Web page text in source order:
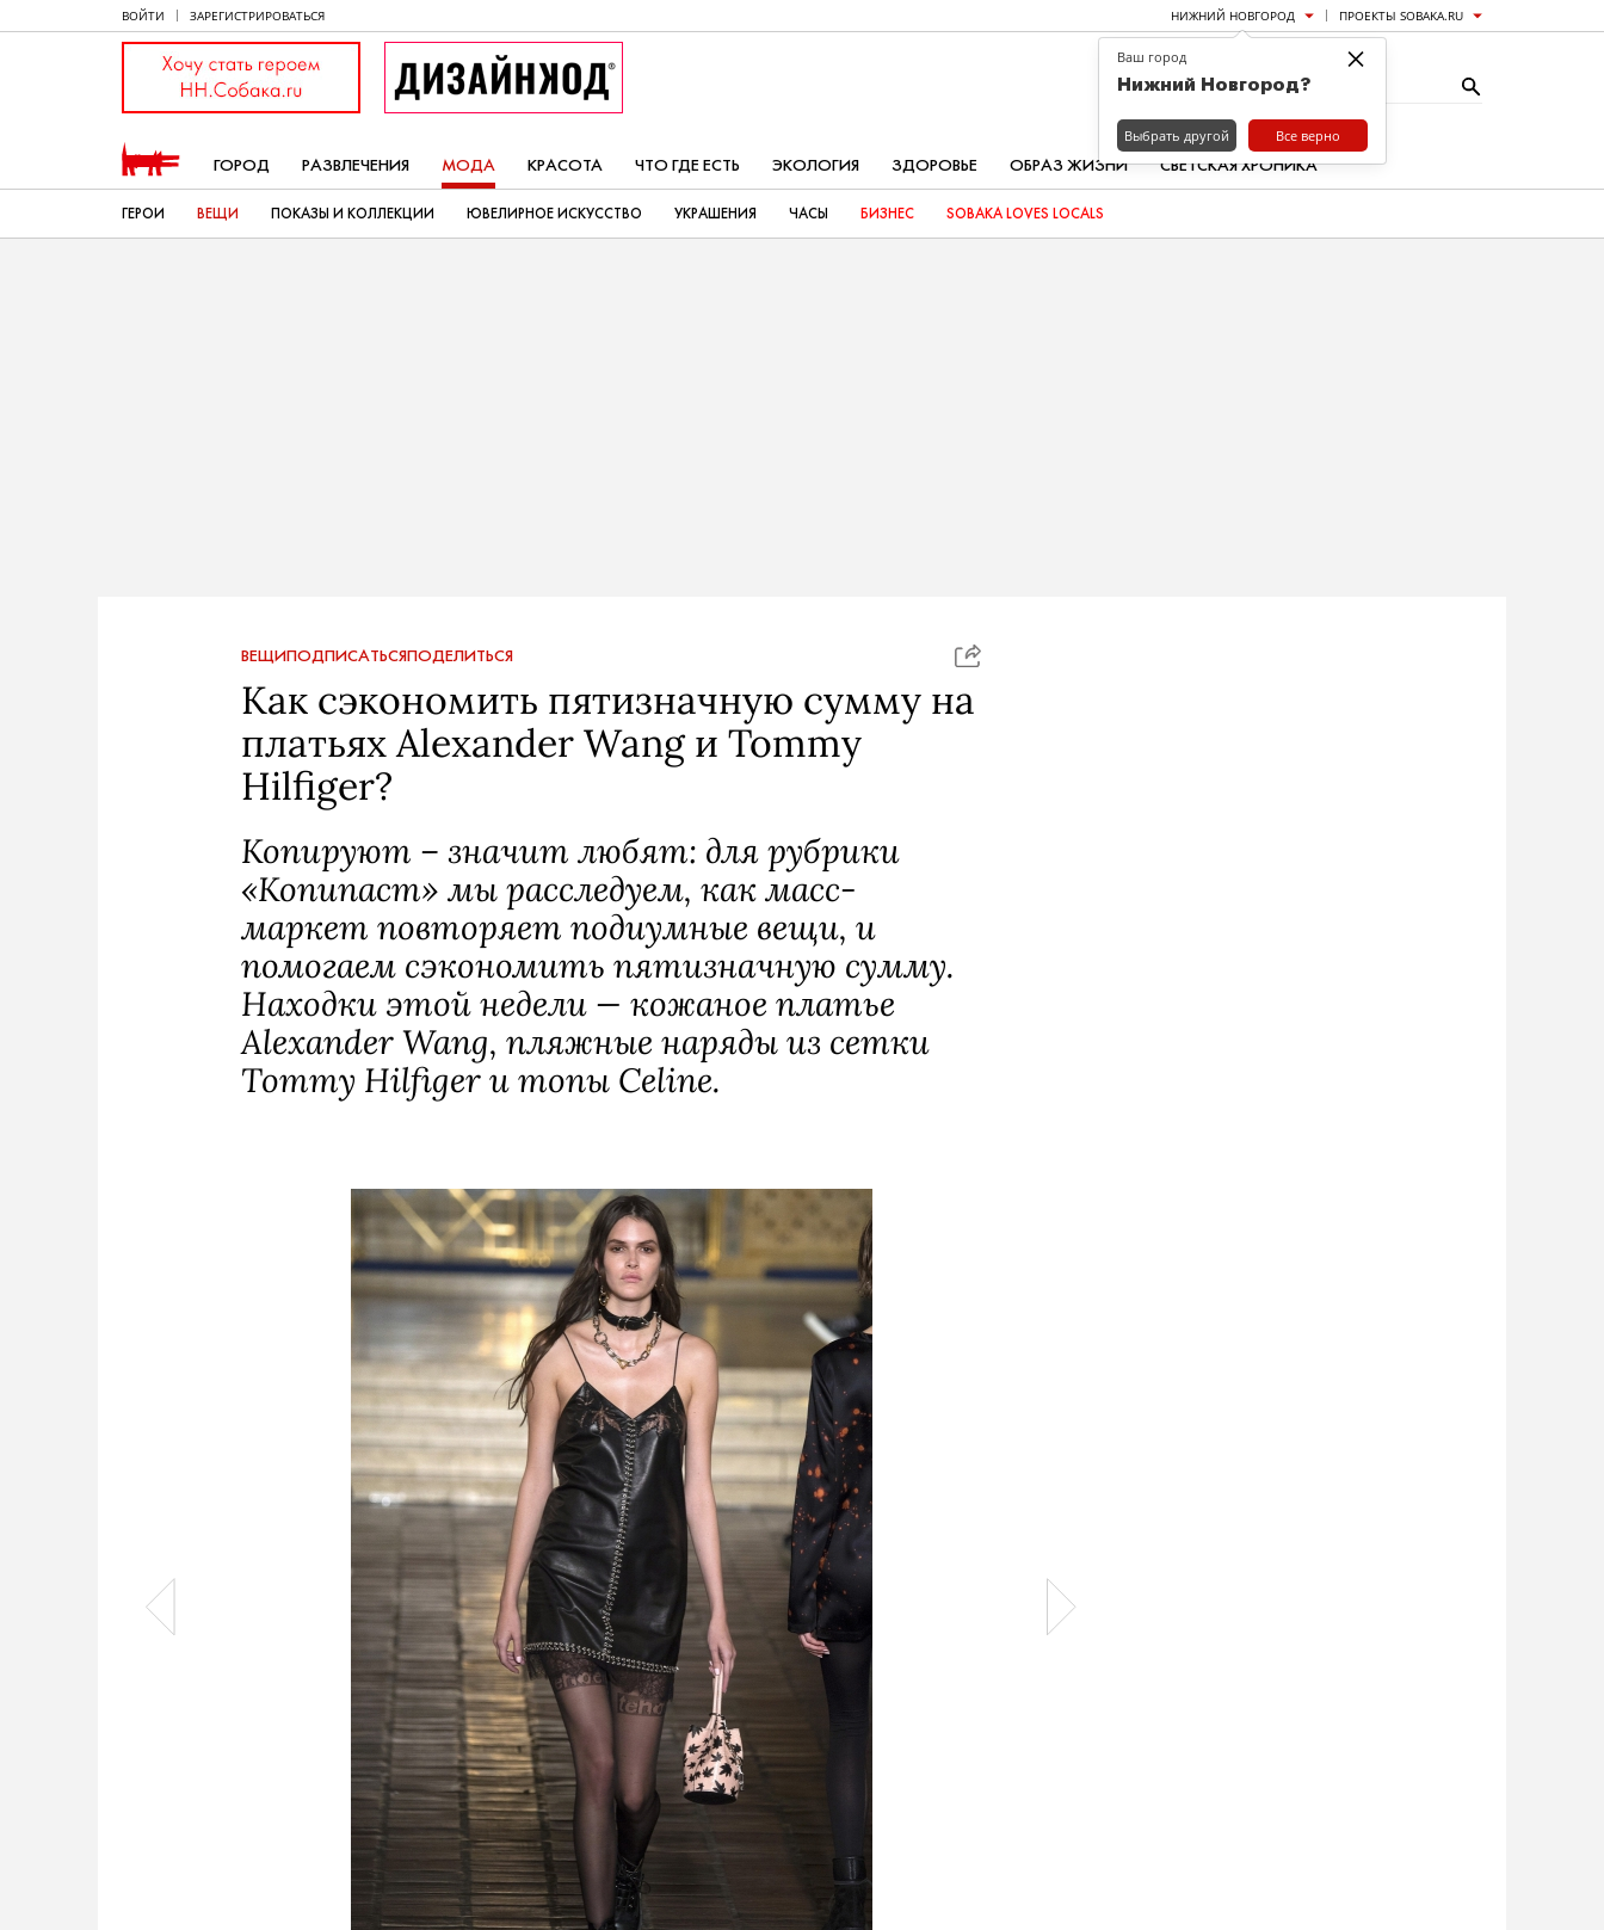
ВОЙТИ ЗАРЕГИСТРИРОВАТЬСЯ НИЖНИЙ НОВГОРОД ПРОЕКТЫ SOBAKA.RU
ГОРОД РАЗВЛЕЧЕНИЯ МОДА КРАСОТА ЧТО ГДЕ ЕСТЬ ЭКОЛОГИЯ ЗДОРОВЬЕ ОБРАЗ ЖИЗНИ СВЕТСКАЯ ХРОНИКА
ГЕРОИ ВЕЩИ ПОКАЗЫ И КОЛЛЕКЦИИ ЮВЕЛИРНОЕ ИСКУССТВО УКРАШЕНИЯ ЧАСЫ БИЗНЕС SOBAKA LOVES LOCALS
ВЕЩИПОДПИСАТЬСЯПОДЕЛИТЬСЯ
Как сэкономить пятизначную сумму на
платьях Alexander Wang и Tommy
Hilfiger?
Копируют – значит любят: для рубрики
«Копипаст» мы расследуем, как масс-
маркет повторяет подиумные вещи, и
помогаем сэкономить пятизначную сумму.
Находки этой недели — кожаное платье
Alexander Wang, пляжные наряды из сетки
Tommy Hilfiger и топы Celine.
Zara, 2 799 руб. (Zara)
Saint Laurent, 240 000 руб. (ДЛТ)
×
Ваш город
Нижний Новгород?
Выбрать другой Все верно